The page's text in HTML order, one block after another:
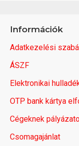
Információk
Adatkezelési
ÁSZF
Elektronikai
OTP bank kártya
Cégeknek
Csomagajánlat